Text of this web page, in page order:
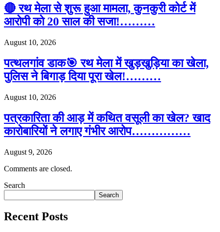
🔴 रथ मेला से शुरू हुआ मामला, कुनकुरी कोर्ट में
आरोपी को 20 साल की सजा!………
August 10, 2026
पत्थलगांव डाक🎯 रथ मेला में खुड़खुड़िया का खेला,
पुलिस ने बिगाड़ दिया पूरा खेल!………
August 10, 2026
पत्रकारिता की आड़ में कथित वसूली का खेल? खाद
कारोबारियों ने लगाए गंभीर आरोप……………
August 9, 2026
Comments are closed.
Search
Search
Recent Posts